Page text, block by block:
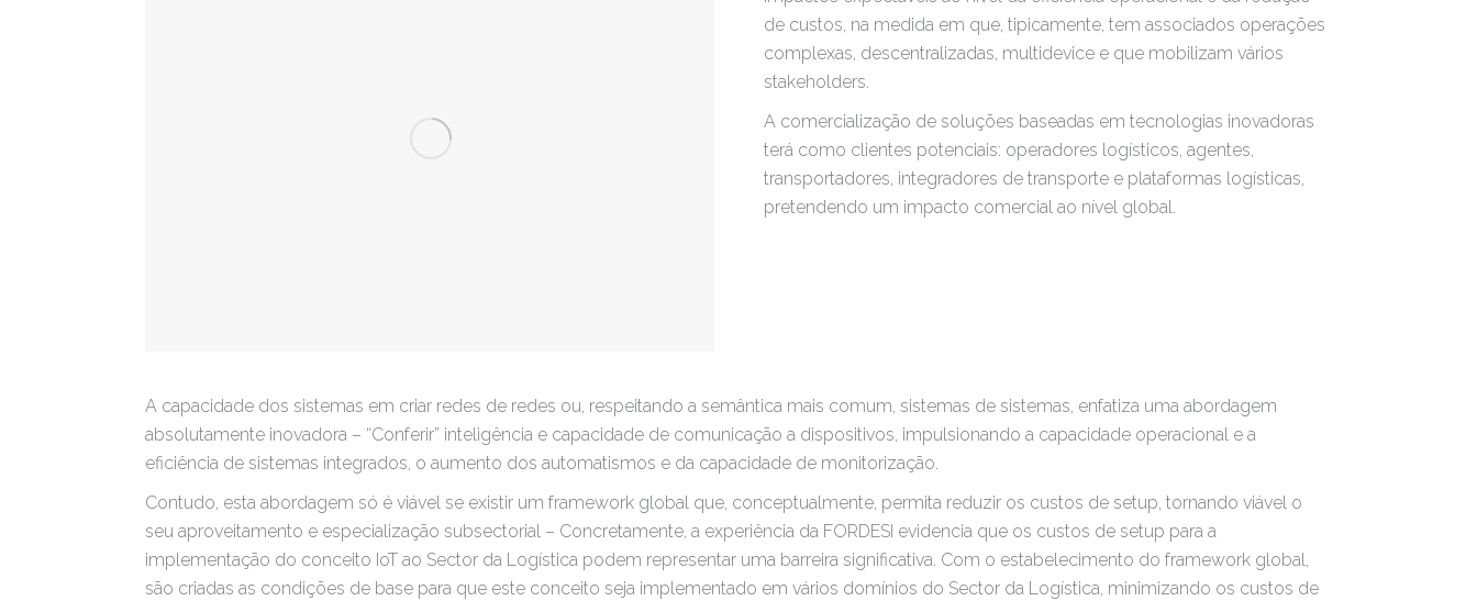
de custos, na medida em que, tipicamente, tem associados operações
complexas, descentralizadas, multidevice e que mobilizam vários
stakeholders.
A comercialização de soluções baseadas em tecnologias inovadoras
terá como clientes potenciais: operadores logísticos, agentes,
transportadores, integradores de transporte e plataformas logísticas,
pretendendo um impacto comercial ao nível global.
A capacidade dos sistemas em criar redes de redes ou, respeitando a semântica mais comum, sistemas de sistemas, enfatiza uma abordagem
absolutamente inovadora – “Conferir” inteligência e capacidade de comunicação a dispositivos, impulsionando a capacidade operacional e a
eficiência de sistemas integrados, o aumento dos automatismos e da capacidade de monitorização.
Contudo, esta abordagem só é viável se existir um framework global que, conceptualmente, permita reduzir os custos de setup, tornando viável o
seu aproveitamento e especialização subsectorial – Concretamente, a experiência da FORDESI evidencia que os custos de setup para a
implementação do conceito IoT ao Sector da Logística podem representar uma barreira significativa. Com o estabelecimento do framework global,
são criadas as condições de base para que este conceito seja implementado em vários domínios do Sector da Logística, minimizando os custos de